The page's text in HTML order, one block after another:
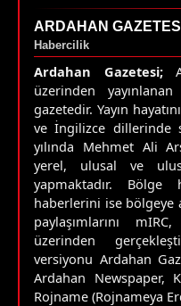
ARDAHAN GAZETESI
Habercilik
Ardahan Gazetesi;
üzerinden
gazetedir. Yayın
ve İngilizce dillerinde
yılında Mehmet Ali
yerel, ulusal ve
yapmaktadır. Bölge
haberlerini ise bölgeye
paylaşımlarını
üzerinden
versiyonu Ardahan
Ardahan Newspaper,
Rojname (Rojnameya